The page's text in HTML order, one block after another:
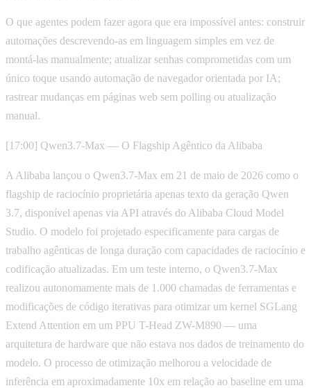
O que agentes podem fazer agora que era impossível antes: construir
automações descrevendo-as em linguagem simples em vez de
montá-las manualmente; atualizar senhas comprometidas com um
único toque usando automação de navegador orientada por IA;
rastrear mudanças em páginas web sem polling ou atualização
manual.
[17:00] Qwen3.7-Max — O Flagship Agêntico da Alibaba
A Alibaba lançou o Qwen3.7-Max em 21 de maio de 2026 como o
flagship de raciocínio proprietária apenas texto da geração Qwen
3.7, disponível apenas via API através do Alibaba Cloud Model
Studio. O modelo foi projetado especificamente para cargas de
trabalho agênticas de longa duração com capacidades de raciocínio e
codificação atualizadas. Em um teste interno, o Qwen3.7-Max
realizou autonomamente mais de 1.000 chamadas de ferramentas e
modificações de código iterativas para otimizar um kernel SGLang
Extend Attention em um PPU T-Head ZW-M890 — uma
arquitetura de hardware que não estava nos dados de treinamento do
modelo. O processo de otimização melhorou a velocidade de
inferência em aproximadamente 10x em relação ao baseline em uma